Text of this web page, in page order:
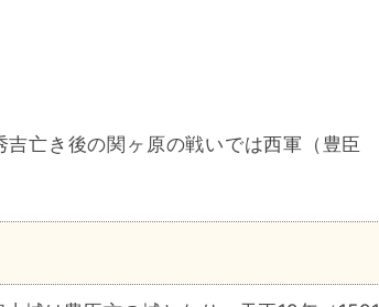
亡き後の関ヶ原の戦いでは西軍（豊臣